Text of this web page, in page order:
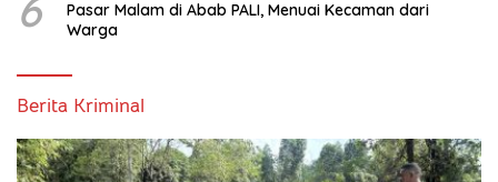
Pasar Malam di Abab PALI, Menuai Kecaman dari
Warga
Berita Kriminal